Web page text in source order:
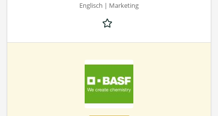
Englisch | Marketing